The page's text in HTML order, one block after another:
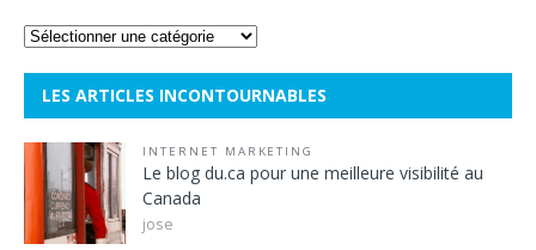
LES ARTICLES INCONTOURNABLES
INTERNET MARKETING
Le blog du.ca pour une meilleure visibilité au
Canada
jose